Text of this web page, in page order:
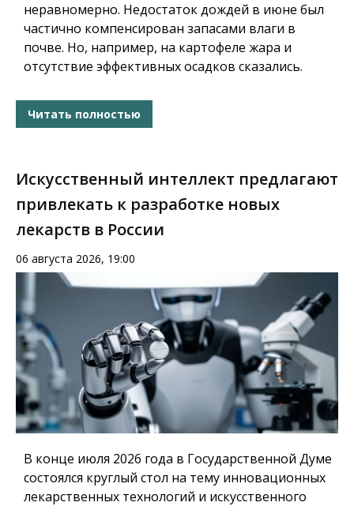
неравномерно. Недостаток дождей в июне был
частично компенсирован запасами влаги в
почве. Но, например, на картофеле жара и
отсутствие эффективных осадков сказались.
Читать полностью
Искусственный интеллект предлагают
привлекать к разработке новых
лекарств в России
06 августа 2026, 19:00
В конце июля 2026 года в Государственной Думе
состоялся круглый стол на тему инновационных
лекарственных технологий и искусственного